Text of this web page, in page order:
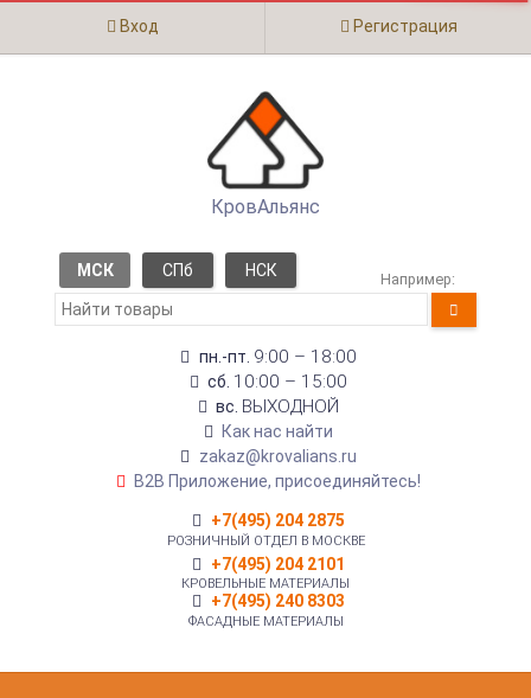
Вход Регистрация
КровАльянс
МСК СПб НСК Например:
пн.-пт. 9:00 – 18:00
сб. 10:00 – 15:00
вс. ВЫХОДНОЙ
Как нас найти
zakaz@krovalians.ru
B2B Приложение, присоединяйтесь!
+7(495) 204 2875
РОЗНИЧНЫЙ ОТДЕЛ В МОСКВЕ
+7(495) 204 2101
КРОВЕЛЬНЫЕ МАТЕРИАЛЫ
+7(495) 240 8303
ФАСАДНЫЕ МАТЕРИАЛЫ